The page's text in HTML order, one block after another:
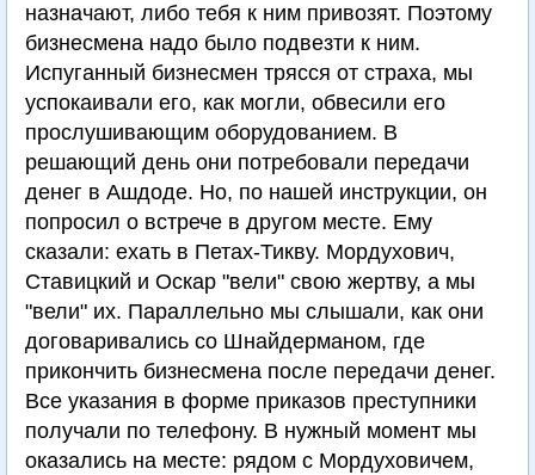
назначают, либо тебя к ним привозят. Поэтому
бизнесмена надо было подвезти к ним.
Испуганный бизнесмен трясся от страха, мы
успокаивали его, как могли, обвесили его
прослушивающим оборудованием. В
решающий день они потребовали передачи
денег в Ашдоде. Но, по нашей инструкции, он
попросил о встрече в другом месте. Ему
сказали: ехать в Петах-Тикву. Мордухович,
Ставицкий и Оскар "вели" свою жертву, а мы
"вели" их. Параллельно мы слышали, как они
договаривались со Шнайдерманом, где
прикончить бизнесмена после передачи денег.
Все указания в форме приказов преступники
получали по телефону. В нужный момент мы
оказались на месте: рядом с Мордуховичем,